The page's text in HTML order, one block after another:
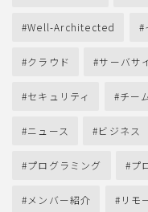
Well-Architected
クラウド サーバサ
セキュリティ チー
ニュース ビジネス
プログラミング プ
メンバー紹介 リモ